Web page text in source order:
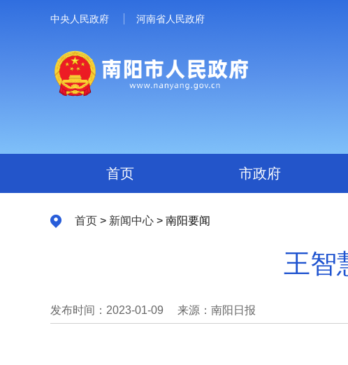
中央人民政府 河南省人民政府
首页 市政府
首页 > 新闻中心 > 南阳要闻
王智
发布时间：2023-01-09 来源：南阳日报